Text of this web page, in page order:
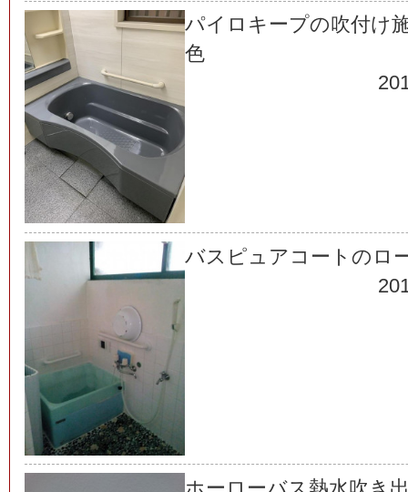
パイロキープの吹付け
色
バスピュアコートのロ